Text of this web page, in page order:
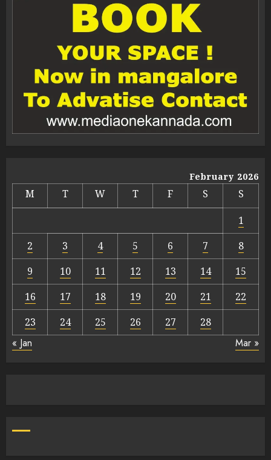
February 2026
M T W T F S
S
1
2
3 4 5 6 7
8
9
10 11 12 13 14
15
16
17 18 19 20 21
22
23
24 25 26 27 28
« Jan Mar »